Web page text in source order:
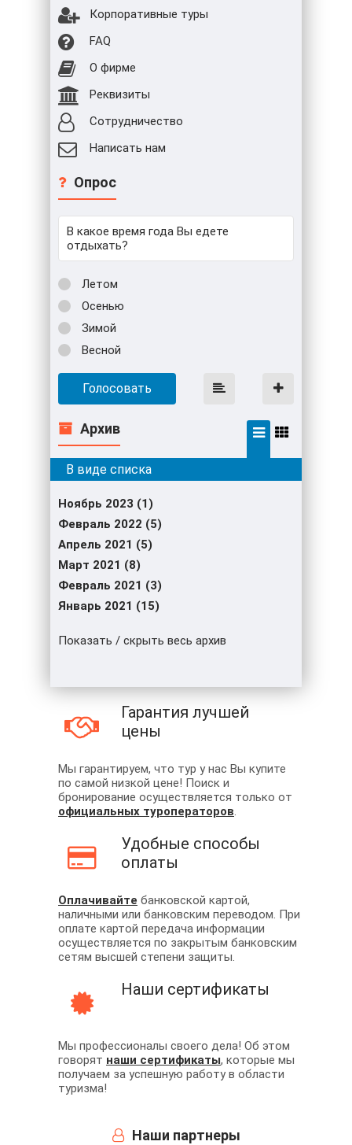
Корпоративные туры
FAQ
О фирме
Реквизиты
Сотрудничество
Написать нам
Опрос
В какое время года Вы едете
отдыхать?
Летом
Осенью
Зимой
Весной
Голосовать
Архив
Ноябрь 2023 (1)
Февраль 2022 (5)
Апрель 2021 (5)
Март 2021 (8)
Февраль 2021 (3)
Январь 2021 (15)
Показать / скрыть весь архив
Гарантия лучшей
цены
Мы гарантируем, что тур у нас Вы купите
по самой низкой цене! Поиск и
бронирование осуществляется только от
официальных туроператоров.
Удобные способы
оплаты
Оплачивайте банковской картой,
наличными или банковским переводом. При
оплате картой передача информации
осуществляется по закрытым банковским
сетям высшей степени защиты.
Наши сертификаты
Мы профессионалы своего дела! Об этом
говорят наши сертификаты, которые мы
получаем за успешную работу в области
туризма!
Наши партнеры